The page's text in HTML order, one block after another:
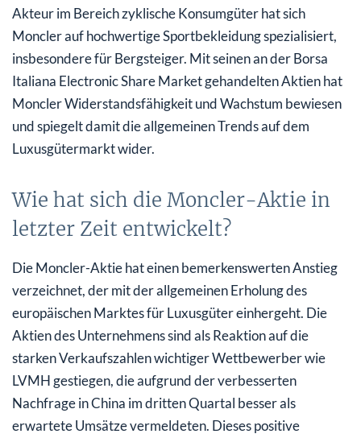
Wie sieht die Zukunft für Moncler aus?
Akteur im Bereich zyklische Konsumgüter hat sich
Moncler auf hochwertige Sportbekleidung spezialisiert,
insbesondere für Bergsteiger. Mit seinen an der Borsa
Italiana Electronic Share Market gehandelten Aktien hat
Moncler Widerstandsfähigkeit und Wachstum bewiesen
und spiegelt damit die allgemeinen Trends auf dem
Luxusgütermarkt wider.
Wie hat sich die Moncler-Aktie in
letzter Zeit entwickelt?
Die Moncler-Aktie hat einen bemerkenswerten Anstieg
verzeichnet, der mit der allgemeinen Erholung des
europäischen Marktes für Luxusgüter einhergeht. Die
Aktien des Unternehmens sind als Reaktion auf die
starken Verkaufszahlen wichtiger Wettbewerber wie
LVMH gestiegen, die aufgrund der verbesserten
Nachfrage in China im dritten Quartal besser als
erwartete Umsätze vermeldeten. Dieses positive